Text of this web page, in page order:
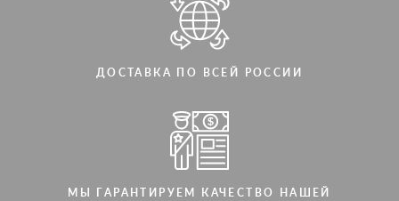
ДОСТАВКА ПО ВСЕЙ РОССИИ
МЫ ГАРАНТИРУЕМ КАЧЕСТВО НАШЕЙ